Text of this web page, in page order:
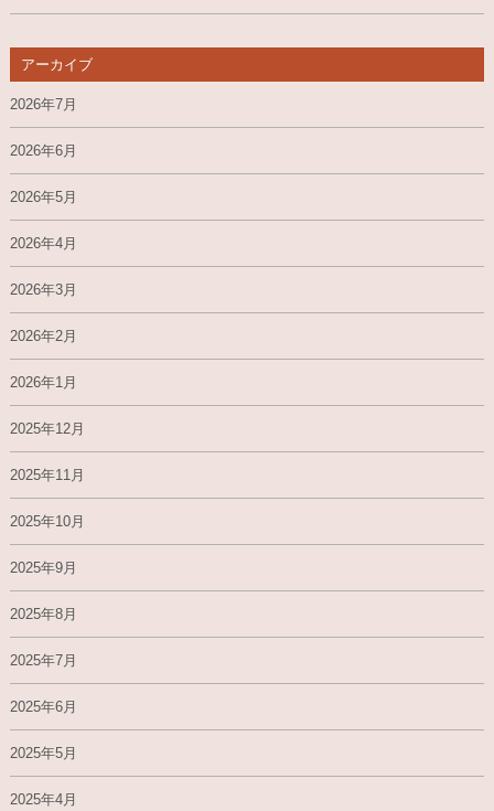
アーカイブ
2026年7月
2026年6月
2026年5月
2026年4月
2026年3月
2026年2月
2026年1月
2025年12月
2025年11月
2025年10月
2025年9月
2025年8月
2025年7月
2025年6月
2025年5月
2025年4月